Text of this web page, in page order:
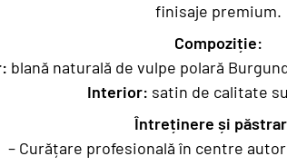
finisaje premium.
Compoziție:
blană naturală de vulpe polară
Interior: satin de calitate
Întreținere și
– Curățare profesională în centre